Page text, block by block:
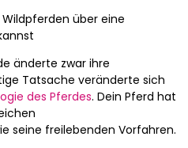
über eine
änderte zwar ihre
Tatsache veränderte sich
des Pferdes. Dein Pferd hat
seine freilebenden Vorfahren.